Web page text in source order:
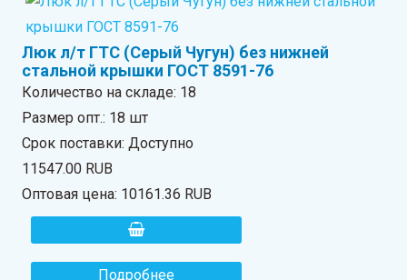
Люк л/т ГТС (Серый Чугун) без нижней
стальной крышки ГОСТ 8591-76
Количество на складе: 18
Размер опт.: 18 шт
Срок поставки: Доступно
11547.00 RUB
Оптовая цена: 10161.36 RUB
Подробнее